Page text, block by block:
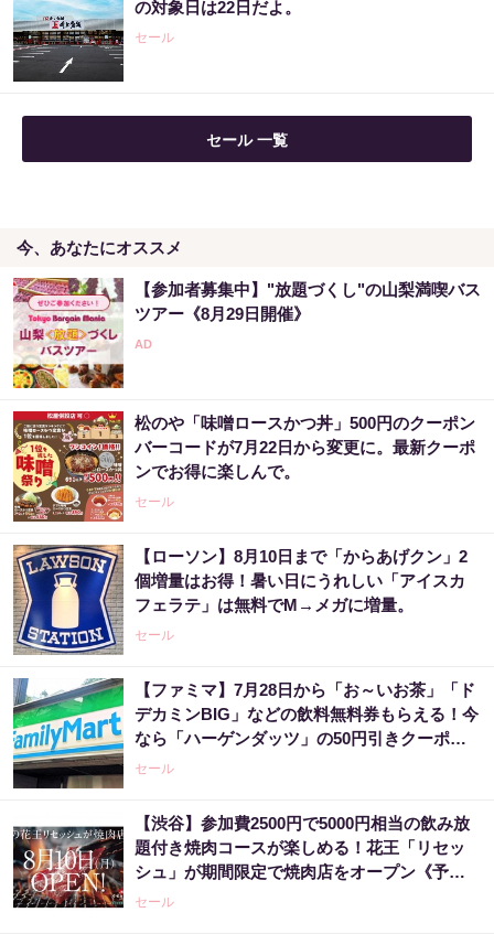
のスッキリ茶。380円でお試し
PR（ハーブ健康本舗）
アマゾンで大人気！血圧対策はコーヒーに足
「宝くじ、運じゃなかった」当たる人は“同じ
こと”してる
PR（合同会社デジタルファーム ）
PR（森永乳業）
の対象日は22日だよ。
セール
セール 一覧
今、あなたにオススメ
【参加者募集中】"放題づくし"の山梨満喫バス
ツアー《8月29日開催》
松のや「味噌ロースかつ丼」500円のクーポン
バーコードが7月22日から変更に。最新クーポ
ンでお得に楽しんで。
セール
【ローソン】8月10日まで「からあげクン」2
個増量はお得！暑い日にうれしい「アイスカ
フェラテ」は無料でM→メガに増量。
セール
【ファミマ】7月28日から「お～いお茶」「ド
デカミンBIG」などの飲料無料券もらえる！今
なら「ハーゲンダッツ」の50円引きクーポン
も。
セール
【渋谷】参加費2500円で5000円相当の飲み放
題付き焼肉コースが楽しめる！花王「リセッ
シュ」が期間限定で焼肉店をオープン《予約
受付中》
セール